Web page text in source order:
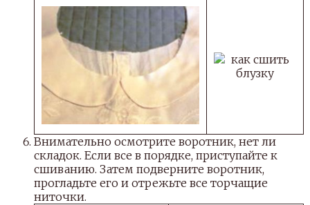
Внимательно осмотрите воротник, нет ли
складок. Если все в порядке, приступайте к
сшиванию. Затем подверните воротник,
прогладьте его и отрежьте все торчащие
ниточки.